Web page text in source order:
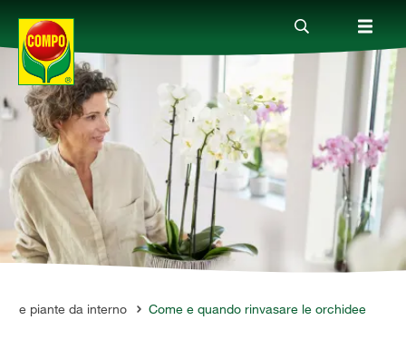
Prodotti
Magazine
Mondi Tematici
Info
tue piante da interno Come e quando rinvasare le orchidee